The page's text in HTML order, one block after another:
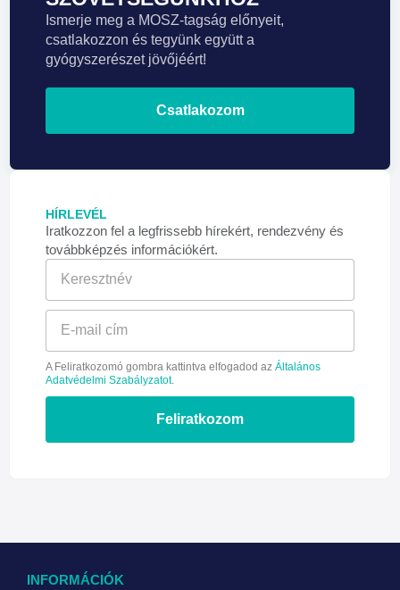
Ismerje meg a MOSZ-tagság előnyeit,
csatlakozzon és tegyünk együtt a
gyógyszerészet jövőjéért!
Csatlakozom
HÍRLEVÉL
Iratkozzon fel a legfrissebb hírekért, rendezvény és
továbbképzés információkért.
A Feliratkozomó gombra kattintva elfogadod az Általános
Adatvédelmi Szabályzatot.
Feliratkozom
INFORMÁCIÓK